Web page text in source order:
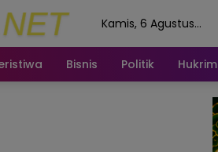
Kamis, 6 Agustus
Bisnis Politik Hukrim